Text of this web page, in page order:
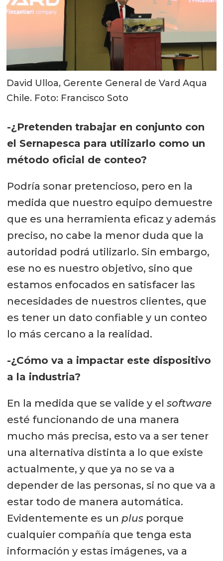
David Ulloa, Gerente General de Vard Aqua
Chile. Foto: Francisco Soto
-¿Pretenden trabajar en conjunto con
el Sernapesca para utilizarlo como un
método oficial de conteo?
Podría sonar pretencioso, pero en la
medida que nuestro equipo demuestre
que es una herramienta eficaz y además
preciso, no cabe la menor duda que la
autoridad podrá utilizarlo. Sin embargo,
ese no es nuestro objetivo, sino que
estamos enfocados en satisfacer las
necesidades de nuestros clientes, que
es tener un dato confiable y un conteo
lo más cercano a la realidad.
-¿Cómo va a impactar este dispositivo
a la industria?
En la medida que se valide y el software
esté funcionando de una manera
mucho más precisa, esto va a ser tener
una alternativa distinta a lo que existe
actualmente, y que ya no se va a
depender de las personas, si no que va a
estar todo de manera automática.
Evidentemente es un plus porque
cualquier compañía que tenga esta
información y estas imágenes, va a